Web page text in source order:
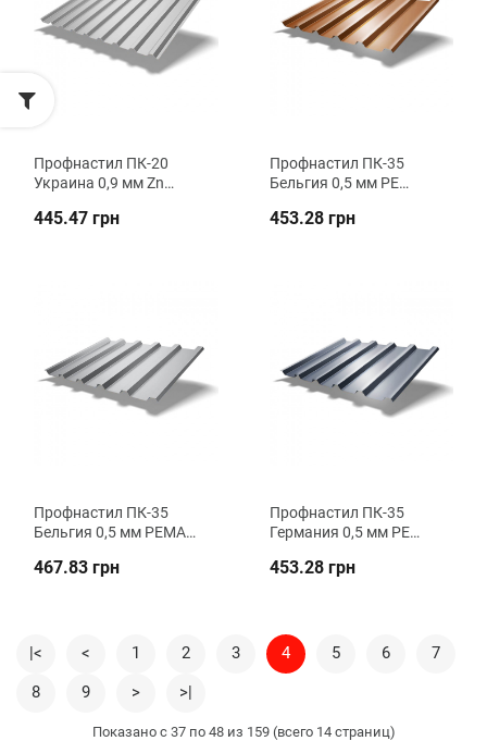
Профнастил ПК-20
Украина 0,9 мм Zn
Металика
445.47 грн
Профнастил ПК-35
Бельгия 0,5 мм PE
Металика
453.28 грн
Профнастил ПК-35
Бельгия 0,5 мм PEMA
Металика
467.83 грн
Профнастил ПК-35
Германия 0,5 мм PE
Металика
453.28 грн
|< < 1 2 3 4 5 6
7
8
9 > >|
Показано с 37 по 48 из 159 (всего 14 страниц)